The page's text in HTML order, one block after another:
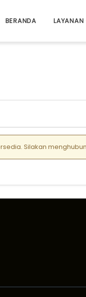
BERANDA LAYANAN
Silakan